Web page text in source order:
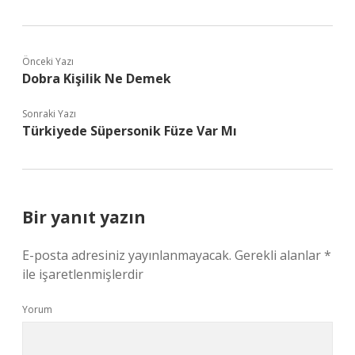
Önceki Yazı
Dobra Kişilik Ne Demek
Sonraki Yazı
Türkiyede Süpersonik Füze Var Mı
Bir yanıt yazın
E-posta adresiniz yayınlanmayacak. Gerekli alanlar*
ile işaretlenmişlerdir
Yorum